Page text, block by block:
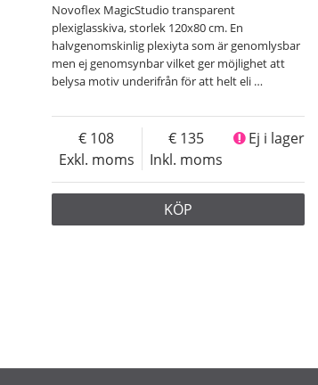
Novoflex MagicStudio transparent
plexiglasskiva, storlek 120x80 cm. En
halvgenomskinlig plexiyta som är genomlysbar
men ej genomsynbar vilket ger möjlighet att
belysa motiv underifrån för att helt eli …
Exkl. moms
108
Inkl. moms
135 Ej i lager
KÖP